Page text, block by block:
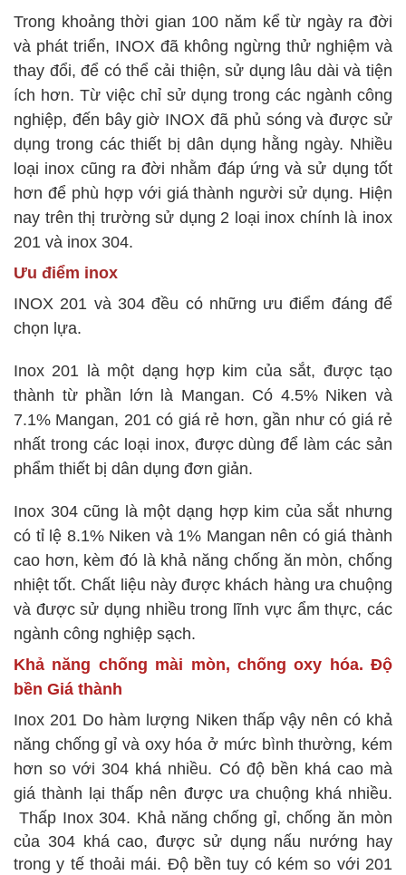
Trong khoảng thời gian 100 năm kể từ ngày ra đời
và phát triển, INOX đã không ngừng thử nghiệm và
thay đổi, để có thể cải thiện, sử dụng lâu dài và tiện
ích hơn. Từ việc chỉ sử dụng trong các ngành công
nghiệp, đến bây giờ INOX đã phủ sóng và được sử
dụng trong các thiết bị dân dụng hằng ngày. Nhiều
loại inox cũng ra đời nhằm đáp ứng và sử dụng tốt
hơn để phù hợp với giá thành người sử dụng. Hiện
nay trên thị trường sử dụng 2 loại inox chính là inox
201 và inox 304.
Ưu điểm inox
INOX 201 và 304 đều có những ưu điểm đáng để
chọn lựa.
Inox 201 là một dạng hợp kim của sắt, được tạo
thành từ phần lớn là Mangan. Có 4.5% Niken và
7.1% Mangan, 201 có giá rẻ hơn, gần như có giá rẻ
nhất trong các loại inox, được dùng để làm các sản
phẩm thiết bị dân dụng đơn giản.
Inox 304 cũng là một dạng hợp kim của sắt nhưng
có tỉ lệ 8.1% Niken và 1% Mangan nên có giá thành
cao hơn, kèm đó là khả năng chống ăn mòn, chống
nhiệt tốt. Chất liệu này được khách hàng ưa chuộng
và được sử dụng nhiều trong lĩnh vực ẩm thực, các
ngành công nghiệp sạch.
Khả năng chống mài mòn, chống oxy hóa. Độ
bền Giá thành
Inox 201 Do hàm lượng Niken thấp vậy nên có khả
năng chống gỉ và oxy hóa ở mức bình thường, kém
hơn so với 304 khá nhiều. Có độ bền khá cao mà
giá thành lại thấp nên được ưa chuộng khá nhiều.
Thấp Inox 304. Khả năng chống gỉ, chống ăn mòn
của 304 khá cao, được sử dụng nấu nướng hay
trong y tế thoải mái. Độ bền tuy có kém so với 201